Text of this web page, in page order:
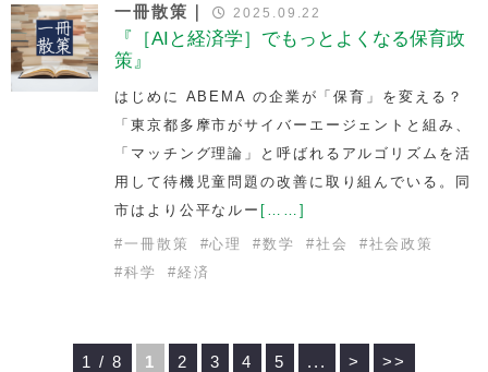
一冊散策｜ 2025.09.22
『［AIと経済学］でもっとよくなる保育政
策』
はじめに ABEMA の企業が「保育」を変える？
「東京都多摩市がサイバーエージェントと組み、
「マッチング理論」と呼ばれるアルゴリズムを活
用して待機児童問題の改善に取り組んでいる。同
市はより公平なルー [……]
# 一冊散策 #心理 #数学 #社会 #社会政策
#科学 #経済
1 / 8 1 2 3 4 5 ... > >>